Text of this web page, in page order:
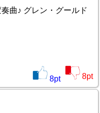
曲♪ グレン・グールド
8pt 8pt